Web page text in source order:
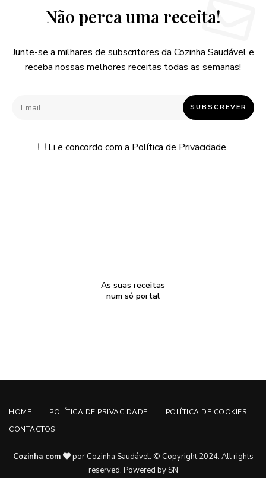
Não perca uma receita!
Junte-se a milhares de subscritores da Cozinha Saudável e
receba nossas melhores receitas todas as semanas!
Li e concordo com a Política de Privacidade.
As suas receitas
num só portal
HOME POLÍTICA DE PRIVACIDADE
POLÍTICA DE COOKIES
CONTACTOS
Cozinha com
por Cozinha Saudável. © Copyright 2024. All rights
reserved. Powered by SN